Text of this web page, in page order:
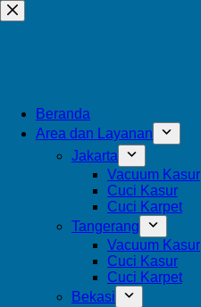
Beranda
Area dan Layanan
Jakarta
Vacuum Kasur
Cuci Kasur
Cuci Karpet
Tangerang
Vacuum Kasur
Cuci Kasur
Cuci Karpet
Bekasi